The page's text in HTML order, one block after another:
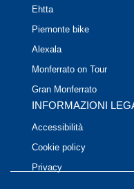
Ehtta
Piemonte bike
Alexala
Monferrato on Tour
Gran Monferrato
INFORMAZIONI
Accessibilità
Cookie policy
Privacy